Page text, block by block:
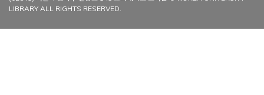
LIBRARY ALL RIGHTS RESERVED.